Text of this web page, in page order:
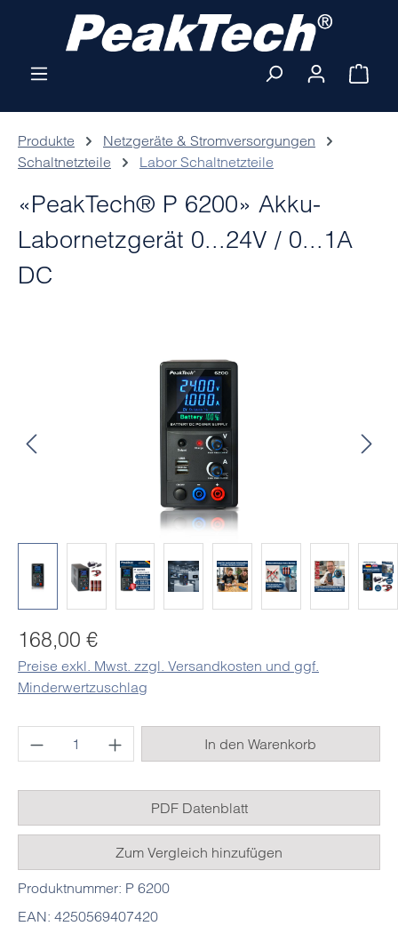
Zum Hauptinhalt springen
Produkte
Netzgeräte & Stromversorgungen
Schaltnetzteile
Labor Schaltnetzteile
«PeakTech® P 6200» Akku-
Labornetzgerät 0...24V / 0...1A
DC
Regulärer Preis:
168,00 €
Preise exkl. Mwst. zzgl. Versandkosten und ggf.
Minderwertzuschlag
Produkt Anzahl: Gib den gewünschten
In den Warenkorb
PDF Datenblatt
Zum Vergleich hinzufügen
Produktnummer: P 6200
EAN: 4250569407420